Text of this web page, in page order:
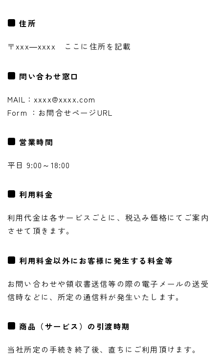
住所
〒xxx―xxxx ここに住所を記載
問い合わせ窓口
MAIL：xxxx@xxxx.com
Form ：お問合せページURL
営業時間
平日 9:00～18:00
利用料金
利用代金は各サービスごとに、税込み価格にてご案内
させて頂きます。
利用料金以外にお客様に発生する料金等
お問い合わせや領収書送信等の際の電子メールの送受
信時などに、所定の通信料が発生いたします。
商品（サービス）の引渡時期
当社所定の手続き終了後、直ちにご利用頂けます。